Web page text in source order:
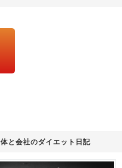
と会社のダイエット日記